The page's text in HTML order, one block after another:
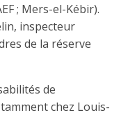
; Mers-el-Kébir).
inspecteur
de la réserve
de
chez Louis-